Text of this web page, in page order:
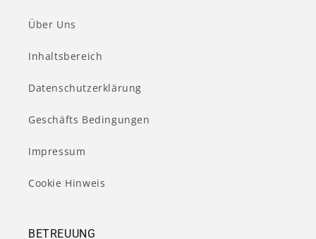
Über Uns
Inhaltsbereich
Datenschutzerklärung
Geschäfts Bedingungen
Impressum
Cookie Hinweis
BETREUUNG